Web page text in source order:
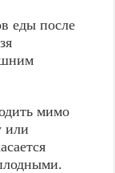
еды после
мимо
или